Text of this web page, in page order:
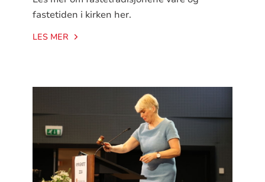
fastetiden i kirken her.
LES MER